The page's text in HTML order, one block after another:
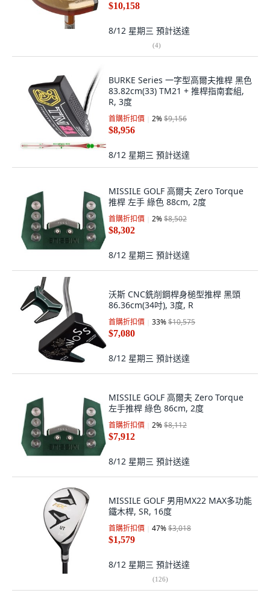
$10,158
8/12 星期三 預計送達
(4)
BURKE Series 一字型高爾夫推桿 黑色
83.82cm(33) TM21 + 推桿指南套組,
R, 3度
首購折扣價 2%$9,156
$8,956
8/12 星期三 預計送達
MISSILE GOLF 高爾夫 Zero Torque
推桿 左手 綠色 88cm, 2度
首購折扣價 2%$8,502
$8,302
8/12 星期三 預計送達
沃斯 CNC銑削鋼桿身槌型推桿 黑頭
86.36cm(34吋), 3度, R
首購折扣價 33%$10,575
$7,080
8/12 星期三 預計送達
MISSILE GOLF 高爾夫 Zero Torque
左手推桿 綠色 86cm, 2度
首購折扣價 2%$8,112
$7,912
8/12 星期三 預計送達
MISSILE GOLF 男用MX22 MAX多功能
鐵木桿, SR, 16度
首購折扣價 47%$3,018
$1,579
8/12 星期三 預計送達
(126)